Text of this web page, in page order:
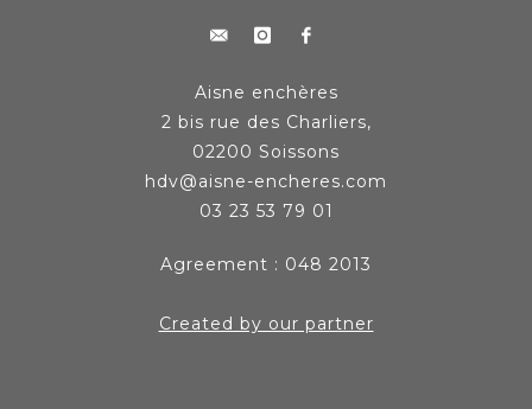
Aisne enchères
2 bis rue des Charliers,
02200 Soissons
hdv@aisne-encheres.com
03 23 53 79 01
Agreement : 048 2013
Created by our partner